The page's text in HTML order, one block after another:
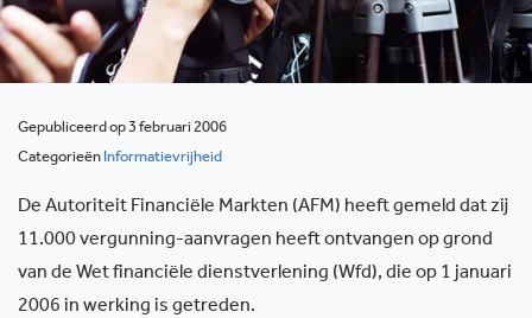
Gepubliceerd op 3 februari 2006
Categorieën Informatievrijheid
De Autoriteit Financiële Markten (AFM) heeft gemeld dat zij
11.000 vergunning-aanvragen heeft ontvangen op grond
van de Wet financiële dienstverlening (Wfd), die op 1 januari
2006 in werking is getreden.